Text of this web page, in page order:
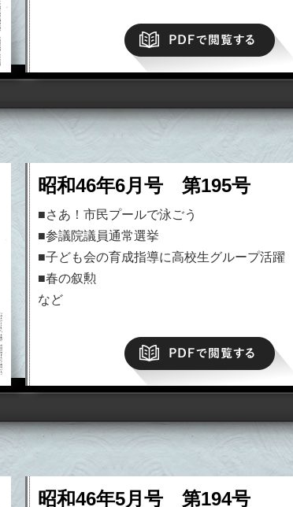
昭和46年6月号 第195号
■さあ！市民プールで泳ごう
■参議院議員通常選挙
■子ども会の育成指導に高校生グループ活躍
■春の叙勲
など
昭和46年5月号 第194号